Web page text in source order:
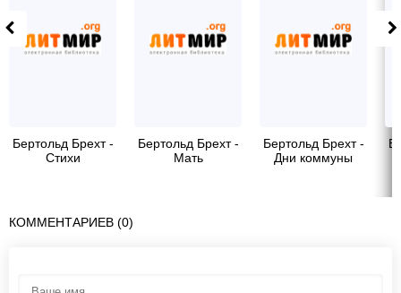
Бертольд Брехт -
Стихи
Бертольд Брехт -
Мать
Бертольд Брехт -
Дни коммуны
КОММЕНТАРИЕВ (0)